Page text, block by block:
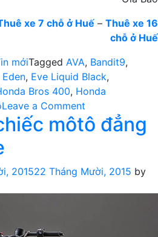
xe 7 chỗ ở Huế – Thuê xe 16
chỗ ở Huế
mớiTagged AVA, Bandit9,
Eden, Eve Liquid Black,
Bros 400, Honda
Leave a Comment
Những
chiếc
theo
phong
môtô đẳng
201522 Tháng Mười, 2015 by